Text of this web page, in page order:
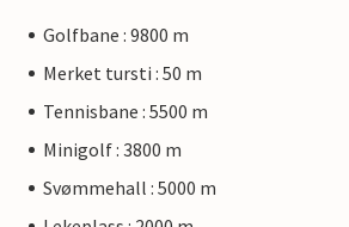
Golfbane : 9800 m
Merket tursti : 50 m
Tennisbane : 5500 m
Minigolf : 3800 m
Svømmehall : 5000 m